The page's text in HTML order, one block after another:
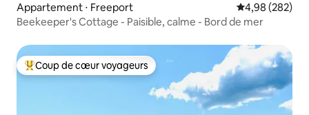
Appartement ⋅ Freeport Évaluation
4,98 (282)
Beekeeper's Cottage - Paisible, calme - Bord de mer
Coups de cœur voyageurs les plus appréciés
Coup de cœur voyageurs